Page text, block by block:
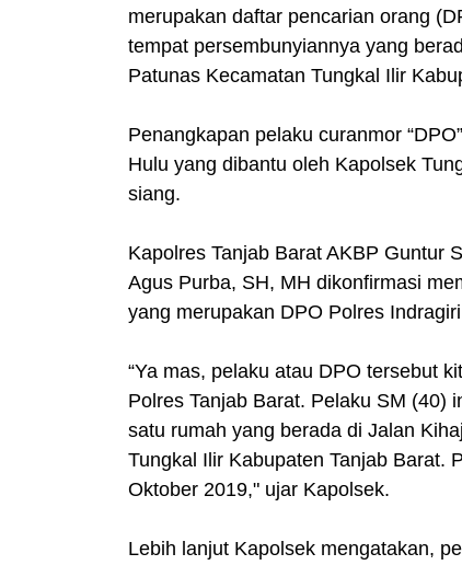
merupakan daftar pencarian orang
tempat persembunyiannya yang
Patunas Kecamatan Tungkal Ilir
Penangkapan pelaku curanmor
Hulu yang dibantu oleh Kapolsek
siang.
Kapolres Tanjab Barat AKBP Guntur
Agus Purba, SH, MH dikonfirmasi
yang merupakan DPO Polres
“Ya mas, pelaku atau DPO tersebut
Polres Tanjab Barat. Pelaku SM (40)
satu rumah yang berada di Jalan
Tungkal Ilir Kabupaten Tanjab Barat.
Oktober 2019," ujar Kapolsek.
Lebih lanjut Kapolsek mengatakan,